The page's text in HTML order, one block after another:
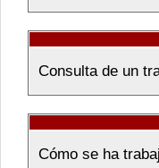
Consulta de un
Cómo se ha